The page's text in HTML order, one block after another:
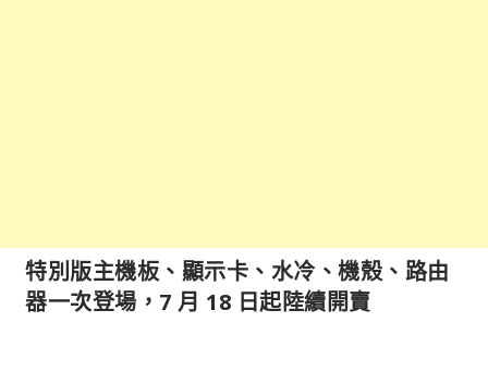
特別版主機板、顯示卡、水冷、機殼、路由
器一次登場，7 月 18 日起陸續開賣